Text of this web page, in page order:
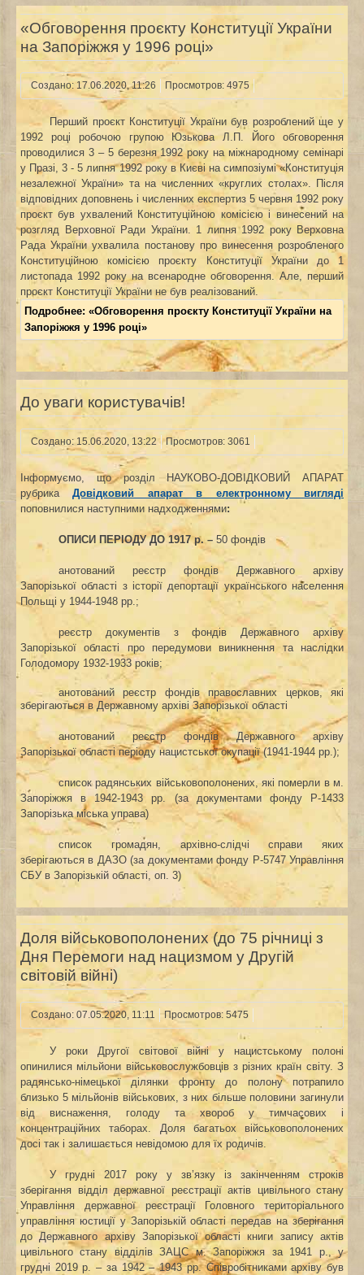
«Обговорення проєкту Конституції України
на Запоріжжя у 1996 році»
Создано: 17.06.2020, 11:26 Просмотров: 4975
Перший проєкт Конституції України був розроблений ще у
1992 році робочою групою ЮзьковаЛ.П. Його обговорення
проводилися 3 – 5 березня 1992 року на міжнародному семінарі
у Празі,3 -5 липня1992 року в Києві на симпозіумі «Конституція
незалежної України» та на численних«круглих столах». Після
відповідних доповнень і численних експертиз 5 червня 1992 року
проєкт був ухвалений Конституційною комісією і винесений на
розгляд Верховної Ради України. 1 липня 1992року Верховна
Рада України ухвалила постанову про винесення розробленого
Конституційною комісією проєкту Конституції України до 1
листопада 1992 року на всенародне обговорення. Але, перший
проєкт Конституції України не був реалізований.
Подробнее: «Обговорення проєкту Конституції України на
Запоріжжя у 1996 році»
До уваги користувачів!
Создано: 15.06.2020, 13:22 Просмотров: 3061
Інформуємо, що розділ НАУКОВО-ДОВІДКОВИЙ АПАРАТ
рубрикаДовідковий апарат в електронному вигляді
поповнилися наступними надходженнями:
ОПИСИ ПЕРІОДУ ДО 1917 р. – 50 фондів
анотований реєстр фондів Державного архіву
Запорізької області з історії депортації українського населення
Польщі у 1944-1948 рр.;
реєстр документів з фондів Державного архіву
Запорізької області про передумови виникнення та наслідки
Голодомору 1932-1933 років;
анотований реєстр фондів православних церков, які
зберігаються в Державному архіві Запорізької області
анотований реєстр фондів Державного архіву
Запорізької області періоду нацистської окупації (1941-1944 рр.);
список радянських військовополонених, які померли в м.
Запоріжжя в 1942-1943 рр. (за документами фонду Р-1433
Запорізька міська управа)
список громадян, архівно-слідчі справи яких
зберігаються в ДАЗО (за документами фонду Р-5747 Управління
СБУ в Запорізькій області, оп. 3)
Доля військовополонених (до 75 річниці з
Дня Перемоги над нацизмом у Другій
світовій війні)
Создано: 07.05.2020, 11:11 Просмотров: 5475
У роки Другої світової війні у нацистському полоні
опинилися мільйони військовослужбовців з різних країн світу. З
радянсько-німецької ділянки фронту до полону потрапило
близько 5 мільйонів військових, з них більше половини загинули
від виснаження, голоду та хвороб у тимчасових і
концентраційних таборах. Доля багатьох військовополонених
досі так і залишається невідомою для їх родичів.
У грудні 2017 року у зв’язку із закінченням строків
зберігання відділ державної реєстрації актів цивільного стану
Управління державної реєстрації Головного територіального
управління юстиції у Запорізькій області передав на зберігання
до Державного архіву Запорізької області книги запису актів
цивільного стану відділів ЗАЦС м. Запоріжжя за 1941 р., у
грудні 2019 р. – за 1942 – 1943 рр. Співробітниками архіву був